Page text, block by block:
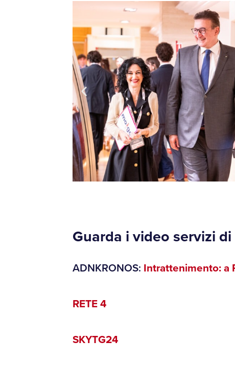
Guarda i video servizi
ADNKRONOS: Intrattenimento: a
RETE 4
SKYTG24